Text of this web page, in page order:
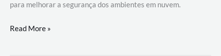
para melhorar a segurança dos ambientes em nuvem.
Gerenciamento
Read More »